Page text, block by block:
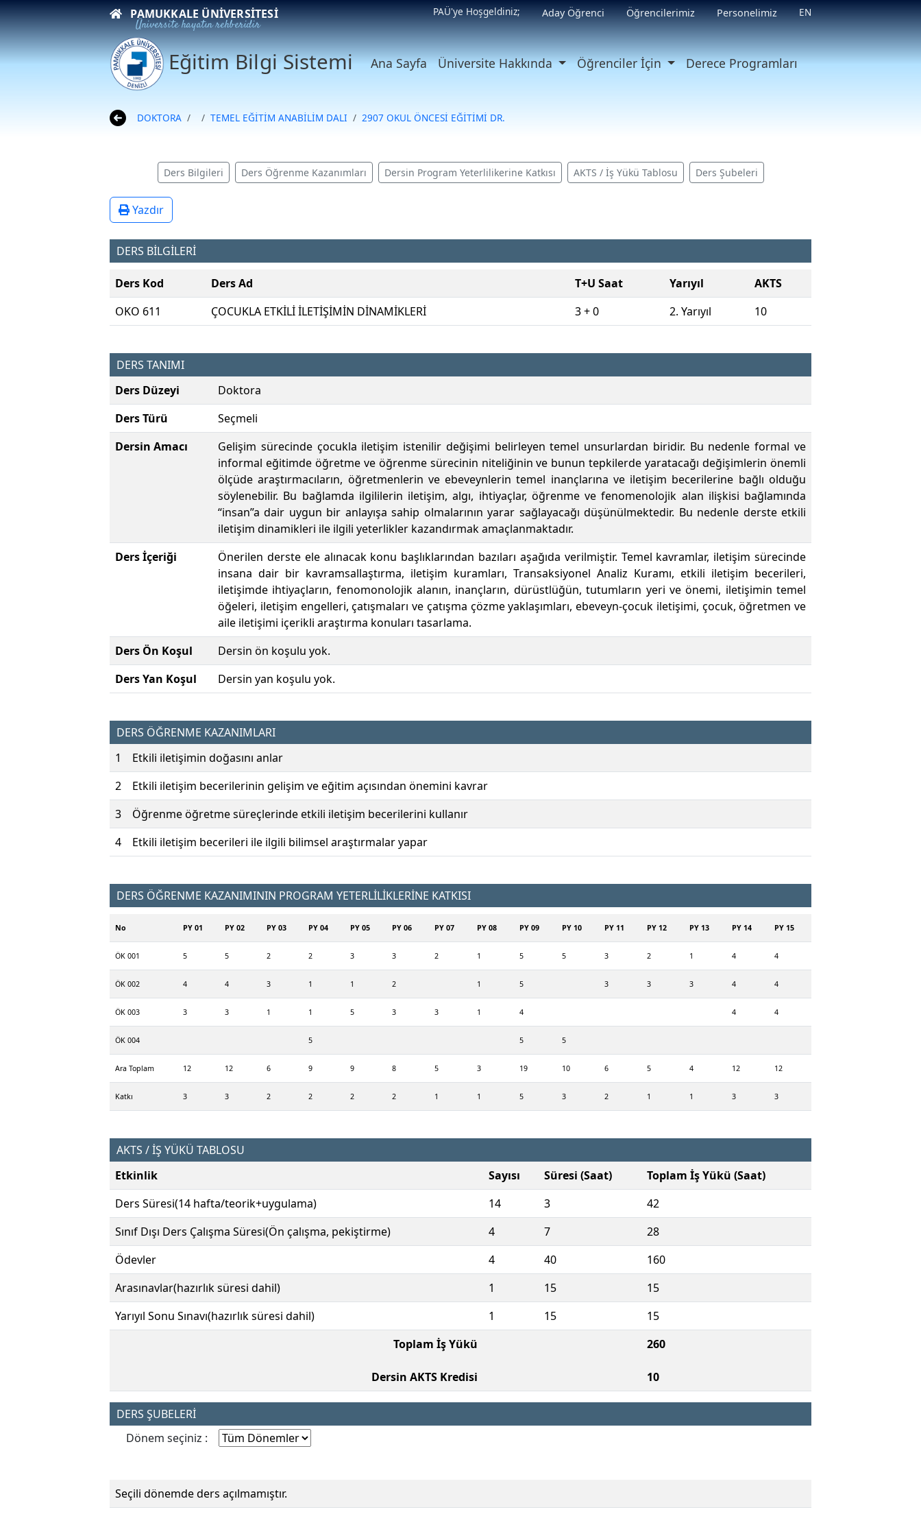
PAMUKKALE ÜNIVERSITESI
Üniversite hayatın rehberidir
PAÜ'ye Hoşgeldiniz; Aday Öğrenci Öğrencilerimiz Personelimiz EN
Eğitim Bilgi Sistemi Ana Sayfa Üniversite Hakkında Öğrenciler İçin Derece Programları
DOKTORA TEMEL EĞİTİM ANABİLİM DALI 2907 OKUL ÖNCESİ EĞİTİMİ DR.
Ders Bilgileri Ders Öğrenme Kazanımları Dersin Program Yeterlilikerine Katkısı AKTS / İş Yükü Tablosu Ders Şubeleri
Yazdır
DERS BİLGİLERİ
Ders Kod Ders Ad T+U Saat Yarıyıl
AKTS
OKO 611
ÇOCUKLA ETKİLİ İLETİŞİMİN DİNAMİKLERİ 3 + 0 2. Yarıyıl 10
DERS TANIMI
Ders Düzeyi
Doktora
Ders Türü
Seçmeli
Dersin Amacı
Gelişim sürecinde çocukla iletişim istenilir değişimi belirleyen temel unsurlardan biridir. Bu nedenle formal ve
informal eğitimde öğretme ve öğrenme sürecinin niteliğinin ve bunun tepkilerde yaratacağı değişimlerin önemli
ölçüde araştırmacıların, öğretmenlerin ve ebeveynlerin temel inançlarına ve iletişim becerilerine bağlı olduğu
söylenebilir. Bu bağlamda ilgililerin iletişim, algı, ihtiyaçlar, öğrenme ve fenomenolojik alan ilişkisi bağlamında
“insan”a dair uygun bir anlayışa sahip olmalarının yarar sağlayacağı düşünülmektedir. Bu nedenle derste etkili
iletişim dinamikleri ile ilgili yeterlikler kazandırmak amaçlanmaktadır.
Ders İçeriği
Önerilen derste ele alınacak konu başlıklarından bazıları aşağıda verilmiştir. Temel kavramlar, iletişim sürecinde
insana dair bir kavramsallaştırma, iletişim kuramları, Transaksiyonel Analiz Kuramı, etkili iletişim becerileri,
iletişimde ihtiyaçların, fenomonolojik alanın, inançların, dürüstlüğün, tutumların yeri ve önemi, iletişimin temel
öğeleri, iletişim engelleri, çatışmaları ve çatışma çözme yaklaşımları, ebeveyn-çocuk iletişimi, çocuk, öğretmen ve
aile iletişimi içerikli araştırma konuları tasarlama.
Ders Ön Koşul
Dersin ön koşulu yok.
Ders Yan Koşul
Dersin yan koşulu yok.
DERS ÖĞRENME KAZANIMLARI
1
Etkili iletişimin doğasını anlar
2
Etkili iletişim becerilerinin gelişim ve eğitim açısından önemini kavrar
3
Öğrenme öğretme süreçlerinde etkili iletişim becerilerini kullanır
4
Etkili iletişim becerileri ile ilgili bilimsel araştırmalar yapar
DERS ÖĞRENME KAZANIMININ PROGRAM YETERLİLİKLERİNE KATKISI
No PY 01 PY 02 PY 03 PY 04 PY 05 PY 06 PY 07 PY 08 PY 09 PY 10 PY 11 PY 12 PY 13 PY 14 PY 15
ÖK 001 5 5 2 2 3 3 2 1 5 5 3 2 1 4 4
ÖK 002 4 4 3 1 1 2 1 5 3 3 3 4 4
ÖK 003 3 3 1 1 5 3 3 1 4 4 4
ÖK 004 5 5 5
Ara Toplam 12 12 6 9 9 8 5 3 19 10 6 5 4 12 12
Katkı 3 3 2 2 2 2 1 1 5 3 2 1 1 3 3
AKTS / İŞ YÜKÜ TABLOSU
Etkinlik
Sayısı Süresi (Saat)
Toplam İş Yükü (Saat)
Ders Süresi(14 hafta/teorik+uygulama)
14 3
42
Sınıf Dışı Ders Çalışma Süresi(Ön çalışma, pekiştirme)
4 7
28
Ödevler
4 40
160
Arasınavlar(hazırlık süresi dahil)
1 15
15
Yarıyıl Sonu Sınavı(hazırlık süresi dahil)
1 15
15
Toplam İş Yükü
Dersin AKTS Kredisi
260
10
DERS ŞUBELERİ
Dönem seçiniz :
Seçili dönemde ders açılmamıştır.